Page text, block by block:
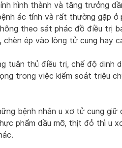
hình thành và tăng trưởng
ác tính và rất thường gặp ở
theo sát phác đồ điều trị
ép vào lòng tử cung hay
tuân thủ điều trị, chế độ dinh
trong việc kiểm soát triệu
bệnh nhân u xơ tử cung giữ
phẩm dầu mỡ, thịt đỏ thì u